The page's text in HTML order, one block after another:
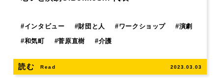
#インタビュー #財団と人 #ワークショップ #演劇
#和気町 #菅原直樹 #介護
読む Read 2023.03.03